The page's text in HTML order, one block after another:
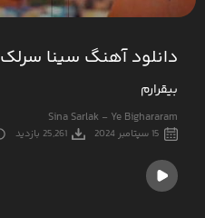
دانلود آهنگ سینا سرلک
بیقرارم
Sina Sarlak - Ye Bighararam
15 سپتامبر 2024 25,261 بازدید